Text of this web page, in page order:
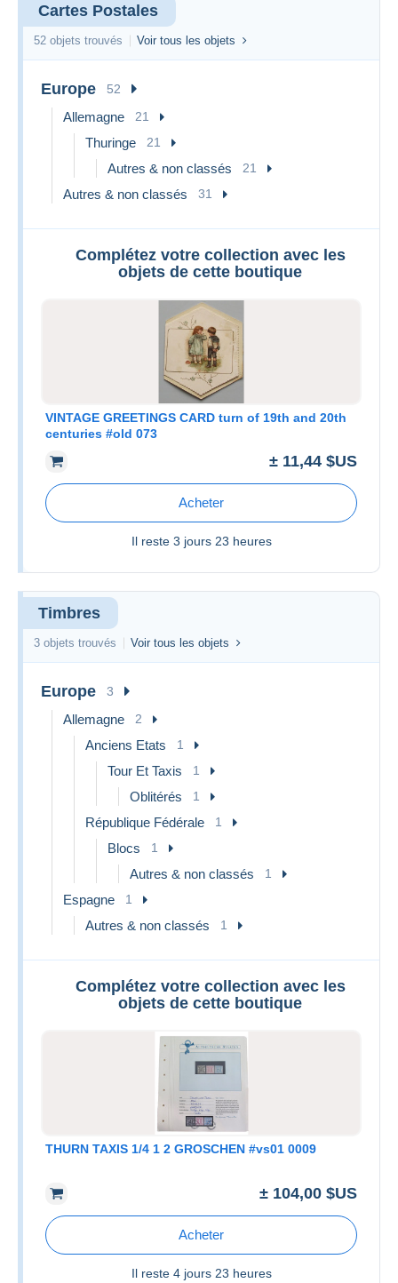
Cartes Postales
52 objets trouvés Voir tous les objets
Europe 52
Allemagne 21
Thuringe 21
Autres & non classés 21
Autres & non classés 31
Complétez votre collection avec les
objets de cette boutique
VINTAGE GREETINGS CARD turn of 19th and 20th
centuries #old 073
± 11,44 $US
Acheter
Il reste 3 jours 23 heures
Timbres
3 objets trouvés Voir tous les objets
Europe 3
Allemagne 2
Anciens Etats 1
Tour Et Taxis 1
Oblitérés 1
République Fédérale 1
Blocs 1
Autres & non classés 1
Espagne 1
Autres & non classés 1
Complétez votre collection avec les
objets de cette boutique
THURN TAXIS 1/4 1 2 GROSCHEN #vs01 0009
± 104,00 $US
Acheter
Il reste 4 jours 23 heures